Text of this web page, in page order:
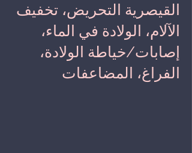
القيصرية التحريض، تخفيف
الآلام، الولادة في الماء،
إصابات/خياطة الولادة،
الفراغ، المضاعفات